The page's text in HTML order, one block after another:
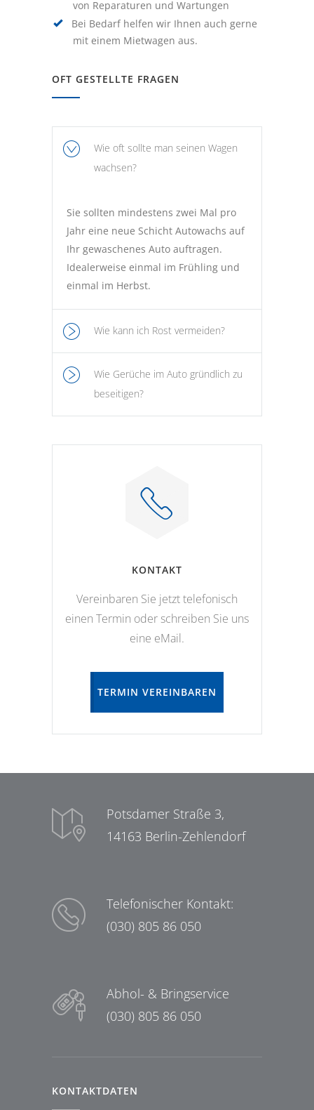
von Reparaturen und Wartungen
Bei Bedarf helfen wir Ihnen auch gerne
mit einem Mietwagen aus.
OFT GESTELLTE FRAGEN
Wie oft sollte man seinen Wagen
wachsen?
Sie sollten mindestens zwei Mal pro
Jahr eine neue Schicht Autowachs auf
Ihr gewaschenes Auto auftragen.
Idealerweise einmal im Frühling und
einmal im Herbst.
Wie kann ich Rost vermeiden?
Wie Gerüche im Auto gründlich zu
beseitigen?
KONTAKT
Vereinbaren Sie jetzt telefonisch
einen Termin oder schreiben Sie uns
eine eMail.
TERMIN VEREINBAREN
Potsdamer Straße 3,
14163 Berlin-Zehlendorf
Telefonischer Kontakt:
(030) 805 86 050
Abhol- & Bringservice
(030) 805 86 050
KONTAKTDATEN